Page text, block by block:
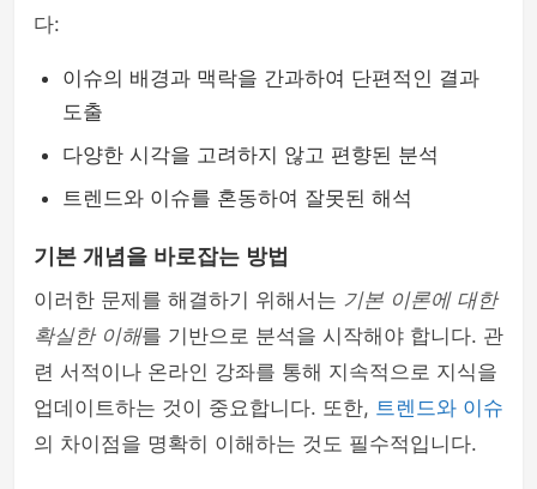
다:
이슈의 배경과 맥락을 간과하여 단편적인 결과
도출
다양한 시각을 고려하지 않고 편향된 분석
트렌드와 이슈를 혼동하여 잘못된 해석
기본 개념을 바로잡는 방법
이러한 문제를 해결하기 위해서는 기본 이론에 대한
확실한 이해를 기반으로 분석을 시작해야 합니다. 관
련 서적이나 온라인 강좌를 통해 지속적으로 지식을
업데이트하는 것이 중요합니다. 또한, 트렌드와 이슈
의 차이점을 명확히 이해하는 것도 필수적입니다.